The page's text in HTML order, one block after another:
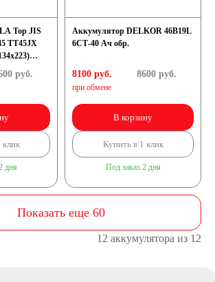
Top JIS
TT45JX
руб.
дня
Аккумулятор DELKOR 46B19L
6СТ-40 Ач обр.
8100 руб.
при обмене
8600руб.
В корзину
Купить в 1 клик
Под заказ 2 дня
Показать еще 60
12 аккумулятора из 12